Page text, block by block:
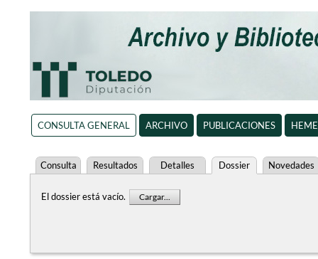
CONSULTA GENERAL ARCHIVO PUBLICACIONES
Consulta Resultados Detalles Dossier Novedades
El dossier está vacío. Cargar...